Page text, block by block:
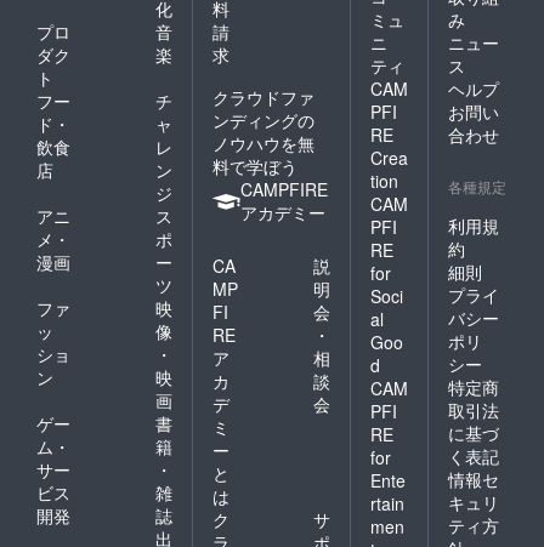
す。 ・
ビジュ
アルイ
メージ
クリア
ファイ
ル送付
前作
め（ユ
メ）』
の初上
映会の
様子で
す。
定稿の3
稿をお
届け）
・お礼
動画送
（MP4
サウン
ラック
andエン
ディン
グテー
マ送付
（MP3
デー
タ） ・
初号試
写（初
上映
会）リ
ハーサ
ルから
ご招待
and初号
試写の
化
プロ
ダク
ト
音
楽
フー
ド・
飲食
店
チ
ャ
レ
ン
ジ
アニ
メ・
漫画
ス
ポ
ー
ツ
ファ
ッ
ショ
ン
映
像
・
映
画
ゲー
ム・
サー
ビス
開発
書
籍
・
雑
誌
出
料
請
求
クラウドファ
ンディングの
ノウハウを無
料で学ぼう
CAMPFIRE
アカデミー
CA
MP
FI
RE
ア
カ
デ
ミ
ー
と
は
説
明
会
・
相
談
会
ク
サ
ミュ
ニ
ティ
CAM
PFI
RE
Crea
tion
CAM
PFI
RE
for
Soci
al
Goo
d
CAM
PFI
RE
for
Ente
rtain
men
み
ニュー
ス
ヘルプ
お問い
合わせ
各種規定
利用規
約
細則
プライ
バシー
ポリ
シー
特定商
取引法
に基づ
く表記
情報セ
キュリ
ティ方